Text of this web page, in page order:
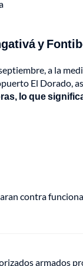
y
a la
El Dorado,
lo que
contra
armados